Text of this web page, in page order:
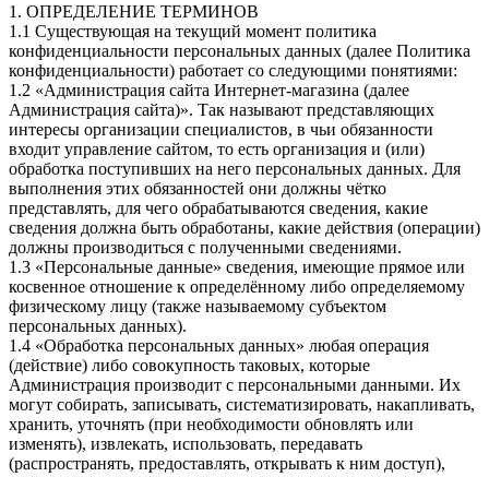
1. ОПРЕДЕЛЕНИЕ ТЕРМИНОВ
1.1 Существующая на текущий момент политика
конфиденциальности персональных данных (далее Политика
конфиденциальности) работает со следующими понятиями:
1.2 «Администрация сайта Интернет-магазина (далее
Администрация сайта)». Так называют представляющих
интересы организации специалистов, в чьи обязанности
входит управление сайтом, то есть организация и (или)
обработка поступивших на него персональных данных. Для
выполнения этих обязанностей они должны чётко
представлять, для чего обрабатываются сведения, какие
сведения должна быть обработаны, какие действия (операции)
должны производиться с полученными сведениями.
1.3 «Персональные данные» сведения, имеющие прямое или
косвенное отношение к определённому либо определяемому
физическому лицу (также называемому субъектом
персональных данных).
1.4 «Обработка персональных данных» любая операция
(действие) либо совокупность таковых, которые
Администрация производит с персональными данными. Их
могут собирать, записывать, систематизировать, накапливать,
хранить, уточнять (при необходимости обновлять или
изменять), извлекать, использовать, передавать
(распространять, предоставлять, открывать к ним доступ),